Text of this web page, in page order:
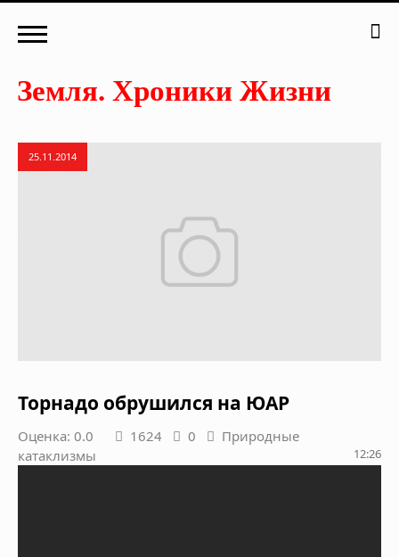
25.11.2014
Торнадо обрушился на ЮАР
Оценка: 0.0 1624 0
Природные
катаклизмы
12:26